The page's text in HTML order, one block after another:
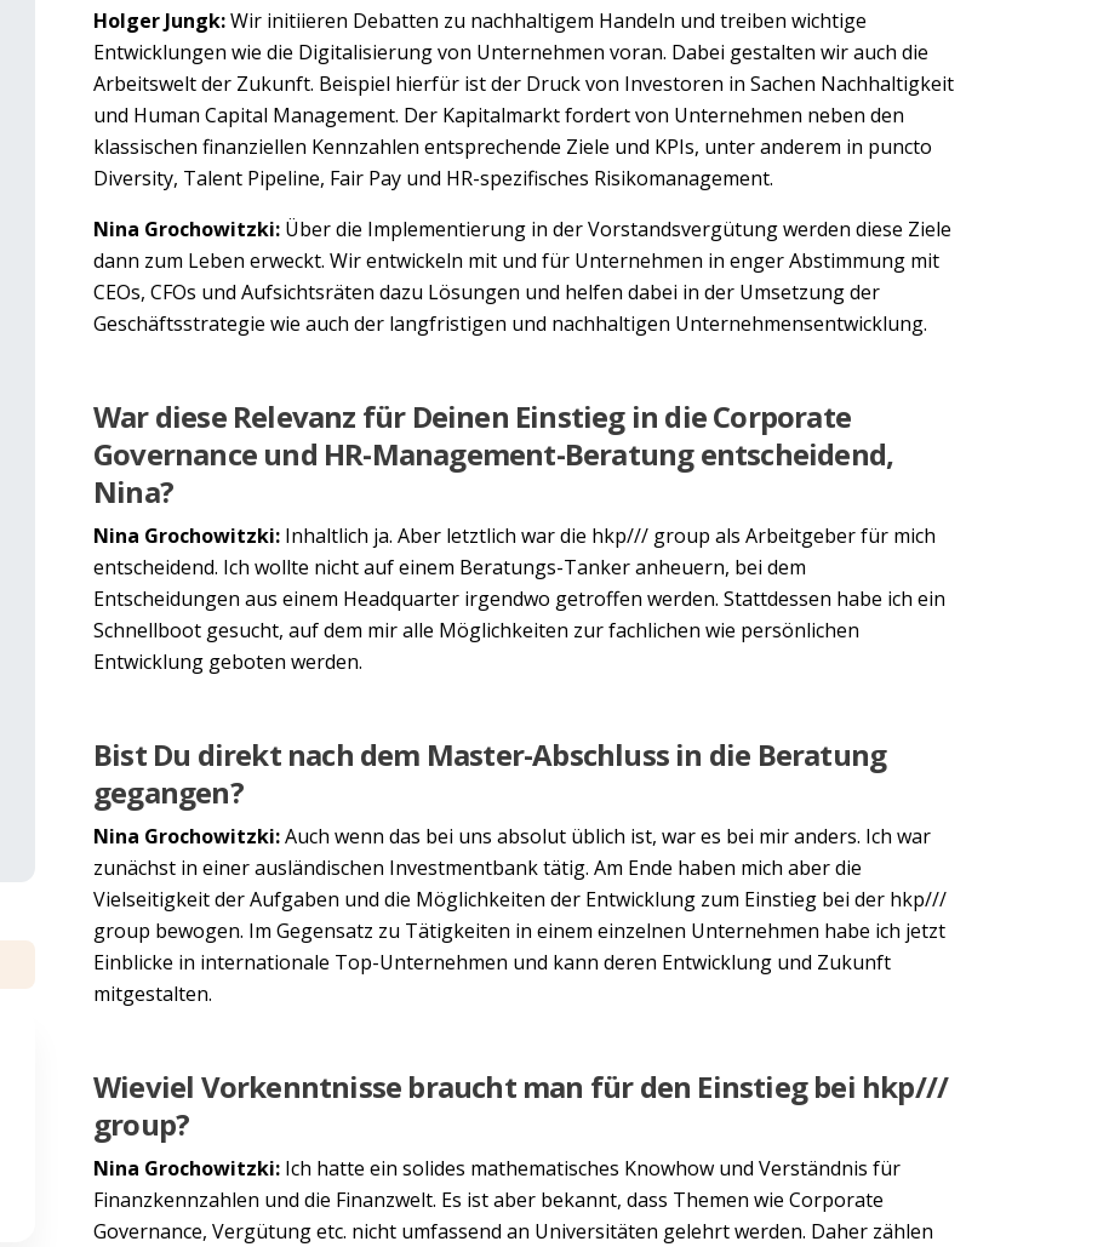
Holger Jungk:Wir initiieren Debatten zu nachhaltigem Handeln und treiben wichtige
Entwicklungen wie die Digitalisierung von Unternehmen voran. Dabei gestalten wir auch die
Arbeitswelt der Zukunft. Beispiel hierfür ist der Druck von Investoren in Sachen Nachhaltigkeit
und Human Capital Management. Der Kapitalmarkt fordert von Unternehmen neben den
klassischen finanziellen Kennzahlen entsprechende Ziele und KPIs, unter anderem in puncto
Diversity, Talent Pipeline, Fair Pay und HR-spezifisches Risikomanagement.
Nina Grochowitzki: Über die Implementierung in der Vorstandsvergütung werden diese Ziele
dann zum Leben erweckt. Wir entwickeln mit und für Unternehmen in enger Abstimmung mit
CEOs, CFOs und Aufsichtsräten dazu Lösungen und helfen dabei in der Umsetzung der
Geschäftsstrategie wie auch der langfristigen und nachhaltigen Unternehmensentwicklung.
War diese Relevanz für Deinen Einstieg in die Corporate
Governance und HR-Management-Beratung entscheidend,
Nina?
Nina Grochowitzki: Inhaltlich ja. Aber letztlich war die hkp/// group als Arbeitgeber für mich
entscheidend. Ich wollte nicht auf einem Beratungs-Tanker anheuern, bei dem
Entscheidungen aus einem Headquarter irgendwo getroffen werden. Stattdessen habe ich ein
Schnellboot gesucht, auf dem mir alle Möglichkeiten zur fachlichen wie persönlichen
Entwicklung geboten werden.
Bist Du direkt nach dem Master-Abschluss in die Beratung
gegangen?
Nina Grochowitzki:Auch wenn das bei uns absolut üblich ist, war es bei mir anders. Ich war
zunächst in einer ausländischen Investmentbank tätig. Am Ende haben mich aber die
Vielseitigkeit der Aufgaben und die Möglichkeiten der Entwicklung zum Einstieg bei der hkp///
group bewogen. Im Gegensatz zu Tätigkeiten in einem einzelnen Unternehmen habe ich jetzt
Einblicke in internationale Top-Unternehmen und kann deren Entwicklung und Zukunft
mitgestalten.
Wieviel Vorkenntnisse braucht man für den Einstieg bei hkp///
group?
Nina Grochowitzki: Ich hatte ein solides mathematisches Knowhow und Verständnis für
Finanzkennzahlen und die Finanzwelt. Es ist aber bekannt, dass Themen wie Corporate
Governance, Vergütung etc. nicht umfassend an Universitäten gelehrt werden. Daher zählen